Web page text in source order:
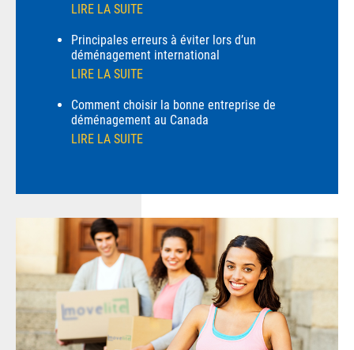
LIRE LA SUITE
Principales erreurs à éviter lors d’un
déménagement international
LIRE LA SUITE
Comment choisir la bonne entreprise de
déménagement au Canada
LIRE LA SUITE